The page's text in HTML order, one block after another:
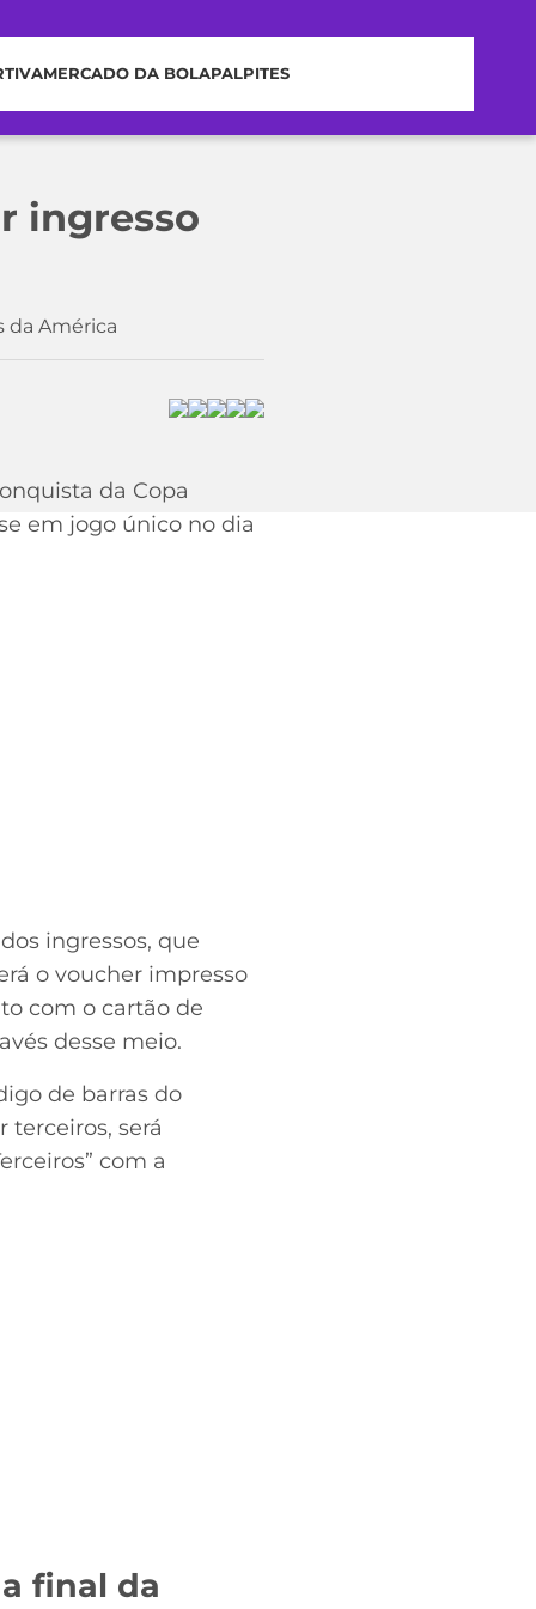
MERCADO DA BOLAPALPITES
ingresso
da América
da Copa
em jogo único no dia
ingressos, que
o voucher impresso
com o cartão de
desse meio.
de barras do
terceiros, será
com a
final da